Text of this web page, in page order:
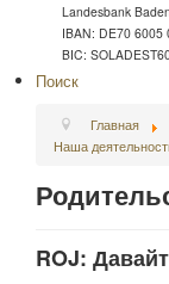
Landesbank
IBAN: DE70 6005
BIC:
Поиск
Главная
Наша
ROJ: